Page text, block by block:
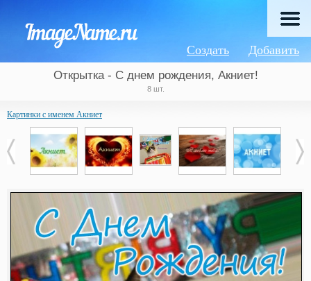
Добавить
Создать
Открытка - С днем рождения, Акниет!
8 шт.
Картинки с именем Акниет